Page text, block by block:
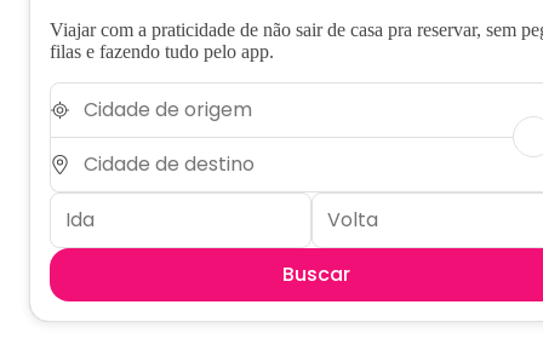
Viajar com a praticidade de não sair de casa pra reservar, sem
filas e fazendo tudo pelo app.
Buscar